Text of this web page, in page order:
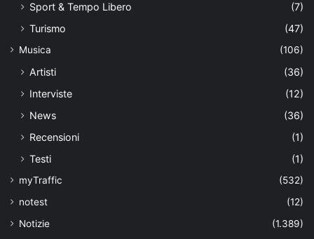
Sport & Tempo Libero
(7)
Turismo
(47)
Musica (106)
Artisti
(36)
Interviste
(12)
News
(36)
Recensioni
(1)
Testi
(1)
myTraffic
(532)
notest
(12)
Notizie
(1.389)